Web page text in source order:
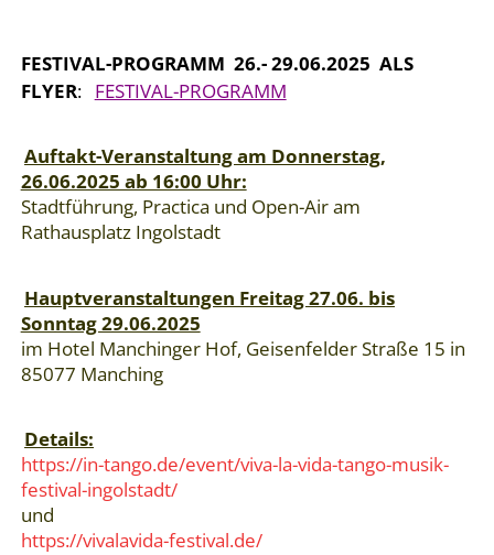
FESTIVAL-PROGRAMM 26.- 29.06.2025 ALS
FLYER: FESTIVAL-PROGRAMM
Auftakt-Veranstaltung am Donnerstag,
26.06.2025 ab 16:00 Uhr:
Stadtführung, Practica und Open-Air am
Rathausplatz Ingolstadt
Hauptveranstaltungen Freitag 27.06. bis
Sonntag 29.06.2025
im Hotel Manchinger Hof, Geisenfelder Straße 15 in
85077 Manching
Details:
https://in-tango.de/event/viva-la-vida-tango-musik-
festival-ingolstadt/
und
https://vivalavida-festival.de/